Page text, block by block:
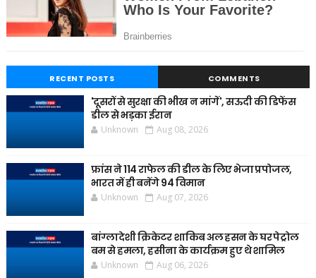
RECENT POSTS COMMENTS
'दूसरों से सुरक्षा की भीख न मांगें', सऊदी की डिफेंस
डील से भड़का ईरान
Unknown Aug 08, 2026
फ्रांस ने 114 राफेल की डील के लिए भेजा प्रपोजल,
भारत में ही बनेंगे 94 विमान
Unknown Aug 07, 2026
बांग्लादेशी क्रिकेटर शाकिब अल हसन के घर पेट्रोल
बम से हमला, हसीना के कार्यक्रम हुए थे शामिल
Unknown Aug 06, 2026